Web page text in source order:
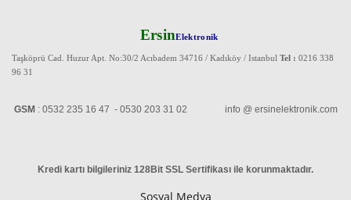
ErsinElektronik
Taşköprü Cad. Huzur Apt. No:30/2 Acıbadem 34716 / Kadıköy / Istanbul Tel : 0216 338
96 31
GSM : 0532 235 16 47 - 0530 203 31 02 info @ ersinelektronik.com
Kredi kartı bilgileriniz 128Bit SSL Sertifikası ile korunmaktadır.
Sosyal Medya